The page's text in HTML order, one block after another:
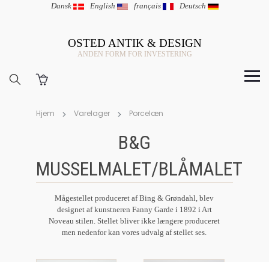
Dansk | English | français | Deutsch
OSTED ANTIK & DESIGN
ANDEN FORM FOR INVESTERING
Hjem Varelager Porcelæn
B&G
MUSSELMALET/BLÅMALET
Mågestellet produceret af Bing & Grøndahl, blev
designet af kunstneren Fanny Garde i 1892 i Art
Noveau stilen. Stellet bliver ikke længere produceret
men nedenfor kan vores udvalg af stellet ses.